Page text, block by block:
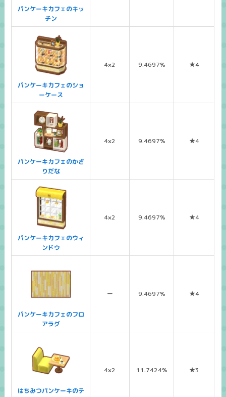
パンケーキカフェのキッ
チン
パンケーキカフェのショ
ーケース
4×2 9.4697% ★4
パンケーキカフェのかざ
りだな
4×2 9.4697% ★4
パンケーキカフェのウィ
ンドウ
4×2 9.4697% ★4
パンケーキカフェのフロ
アラグ
ー 9.4697% ★4
はちみつパンケーキのテ
4×2 11.7424% ★3